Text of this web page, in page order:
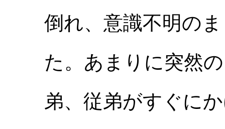
倒れ、意識不明の
た。あまりに突然
弟、従弟がすぐに